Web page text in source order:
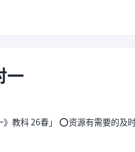
一
》教科 26春」 ⭕资源有需要